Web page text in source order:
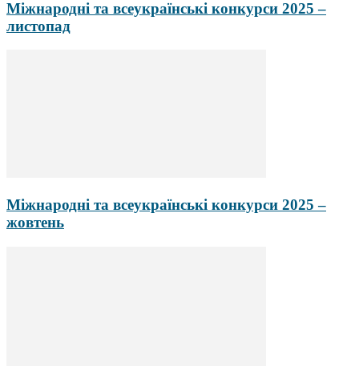
Міжнародні та всеукраїнські конкурси 2025 –
листопад
Міжнародні та всеукраїнські конкурси 2025 –
жовтень